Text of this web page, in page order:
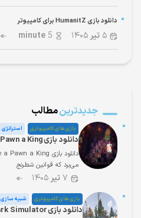
دانلود بازی HumanitZ برای کامپیوتر
۵ تیر ۱۴۰۵ 5
minute
جدیدترینمطالب
بازی های کامپیوتری استراتژی
دانلود بازی Once a Pawn a King برای کامپیوتر
می‌برد که قوانین شطرنج
۷ تیر ۱۴۰۵
بازی های کامپیوتری شبیه سازی
دانلود بازی Fun Park Simulator برای کامپیوتر